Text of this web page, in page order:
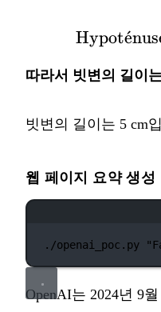
Hypote
ˊ
따라서 빗변의 길이
빗변의 길이는 5 cm
웹 페이지 요약 생성
./openai_poc.py
OpenAI는 2024년 9